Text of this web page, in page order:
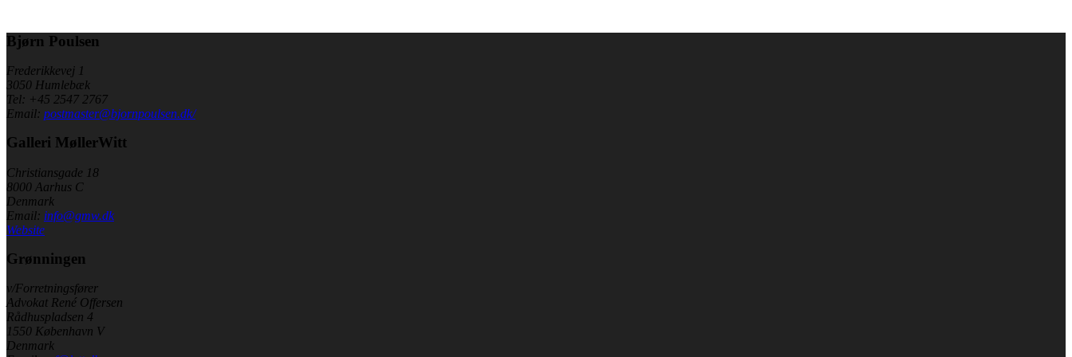
Bjørn Poulsen
Frederikkevej 1
3050 Humlebæk
Tel: +45 2547 2767
Email: postmaster@bjornpoulsen.dk/
Galleri MøllerWitt
Christiansgade 18
8000 Aarhus C
Denmark
Email: info@gmw.dk
Website
Grønningen
v/Forretningsfører
Advokat René Offersen
Rådhuspladsen 4
1550 København V
Denmark